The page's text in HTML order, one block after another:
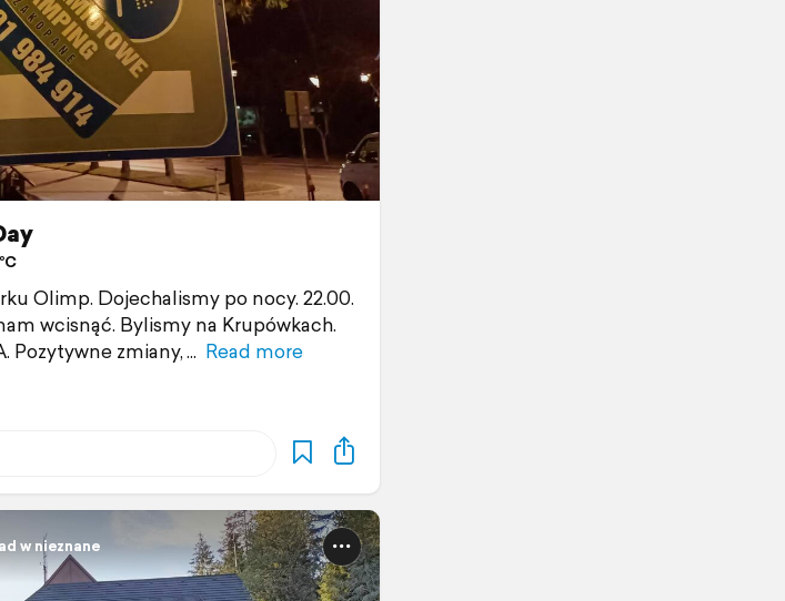
Olimp. Dojechalismy po nocy. 22.00.
wcisnąć. Bylismy na Krupówkach.
Pozytywne zmiany,
Read more
w nieznane